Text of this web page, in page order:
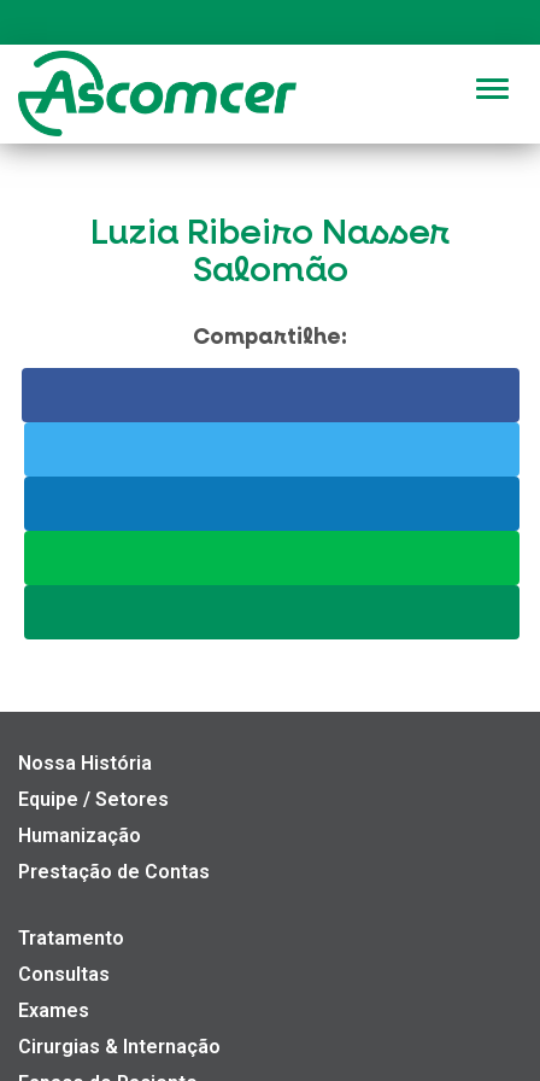
Luzia Ribeiro Nasser
Salomão
Compartilhe:
Nossa História
Equipe / Setores
Humanização
Prestação de Contas
Tratamento
Consultas
Exames
Cirurgias & Internação